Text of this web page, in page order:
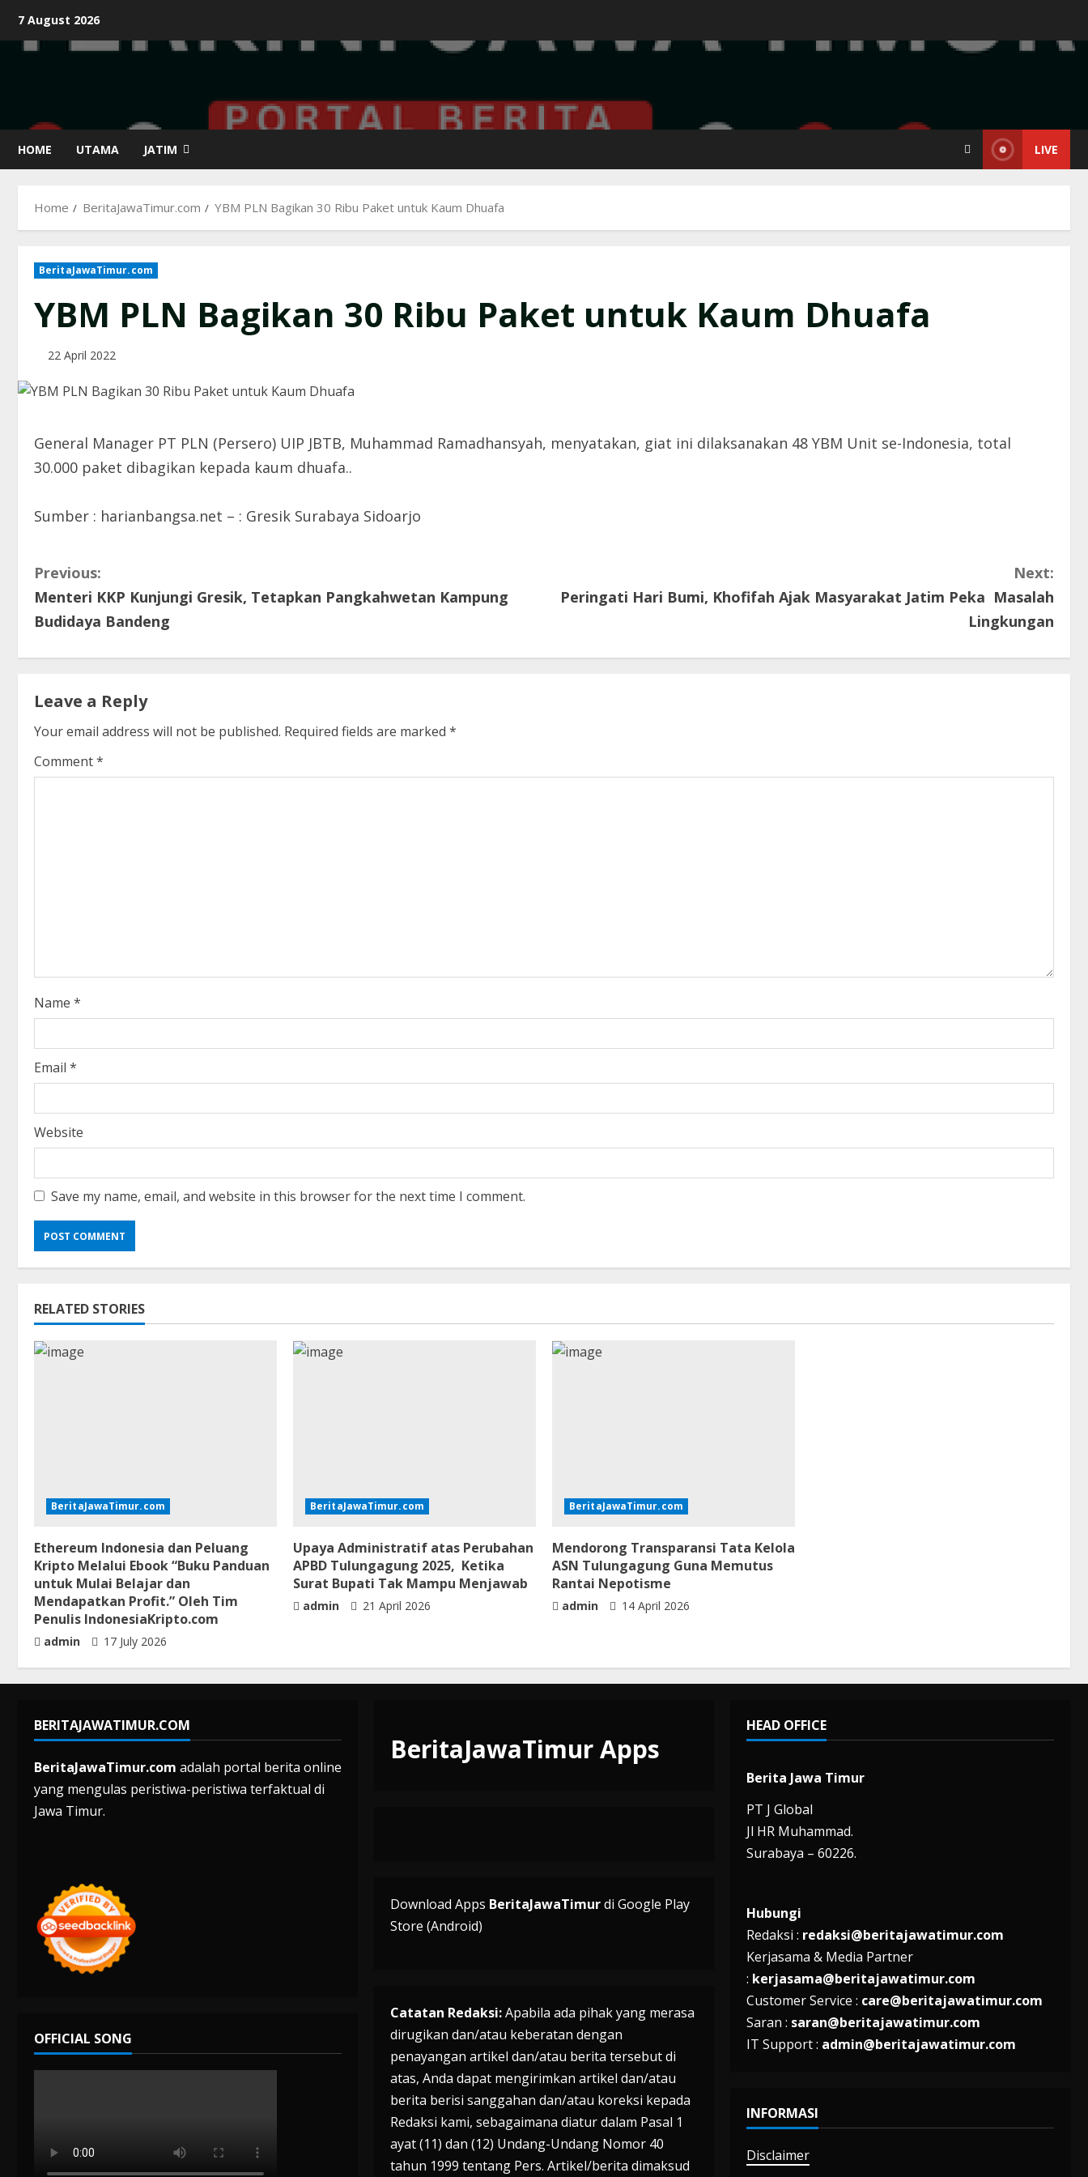
content
7 August 2026
HOME UTAMA JATIM LIVE
Home BeritaJawaTimur.com YBM PLN Bagikan 30 Ribu Paket untuk Kaum Dhuafa
BeritaJawaTimur.com
YBM PLN Bagikan 30 Ribu Paket untuk Kaum Dhuafa
22 April 2022
General Manager PT PLN (Persero) UIP JBTB, Muhammad Ramadhansyah, menyatakan, giat ini dilaksanakan 48 YBM Unit se-Indonesia, total
30.000 paket dibagikan kepada kaum dhuafa..
Sumber : harianbangsa.net – : Gresik Surabaya Sidoarjo
C
o
i
n
u
i
n
g
Previous:
Menteri KKP Kunjungi Gresik, Tetapkan Pangkahwetan Kampung
Budidaya Bandeng
Next:
Peringati Hari Bumi, Khofifah Ajak Masyarakat Jatim Peka Masalah
Lingkungan
Leave a Reply
Your email address will not be published. Required fields are marked *
Comment*
Name *
Email *
Website
Save my name, email, and website in this browser for the next time I comment.
RELATED STORIES
BeritaJawaTimur.com
Ethereum Indonesia dan Peluang
Kripto Melalui Ebook “Buku Panduan
untuk Mulai Belajar dan
Mendapatkan Profit.” Oleh Tim
Penulis IndonesiaKripto.com
admin 17 July 2026
BeritaJawaTimur.com
Upaya Administratif atas Perubahan
APBD Tulungagung 2025, Ketika
Surat Bupati Tak Mampu Menjawab
admin 21 April 2026
BeritaJawaTimur.com
Mendorong Transparansi Tata Kelola
ASN Tulungagung Guna Memutus
Rantai Nepotisme
admin 14 April 2026
BERITAJAWATIMUR.COM
BeritaJawaTimur.com adalah portal berita online
yang mengulas peristiwa-peristiwa terfaktual di
Jawa Timur.
OFFICIAL SONG
BeritaJawaTimur Apps
Download Apps BeritaJawaTimurdi Google Play
Store (Android)
Catatan Redaksi:Apabila ada pihak yang merasa
dirugikan dan/atau keberatan dengan
penayangan artikel dan/atau berita tersebut di
atas, Anda dapat mengirimkan artikel dan/atau
berita berisi sanggahan dan/atau koreksi kepada
Redaksi kami, sebagaimana diatur dalam Pasal 1
ayat (11) dan (12) Undang-Undang Nomor 40
tahun 1999 tentang Pers. Artikel/berita dimaksud
HEAD OFFICE
Berita Jawa Timur
PT J Global
Jl HR Muhammad.
Surabaya – 60226.
Hubungi
Redaksi : redaksi@beritajawatimur.com
Kerjasama & Media Partner
: kerjasama@beritajawatimur.com
Customer Service : care@beritajawatimur.com
Saran : saran@beritajawatimur.com
IT Support : admin@beritajawatimur.com
INFORMASI
Disclaimer